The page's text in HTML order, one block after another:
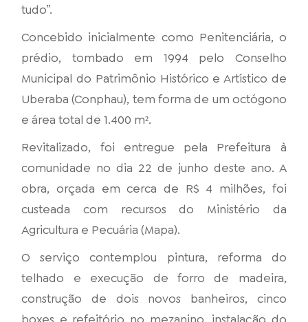
tudo”.
Concebido inicialmente como Penitenciária, o
prédio, tombado em 1994 pelo Conselho
Municipal do Patrimônio Histórico e Artístico de
Uberaba (Conphau), tem forma de um octógono
e área total de 1.400 m².
Revitalizado, foi entregue pela Prefeitura à
comunidade no dia 22 de junho deste ano. A
obra, orçada em cerca de R$ 4 milhões, foi
custeada com recursos do Ministério da
Agricultura e Pecuária (Mapa).
O serviço contemplou pintura, reforma do
telhado e execução de forro de madeira,
construção de dois novos banheiros, cinco